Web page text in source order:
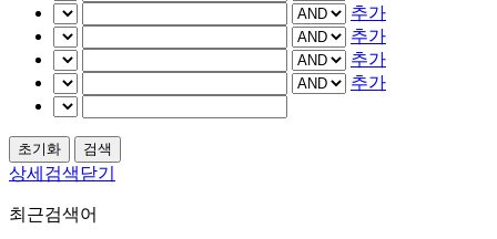
추가
추가
추가
추가
상세검색닫기
최근검색어